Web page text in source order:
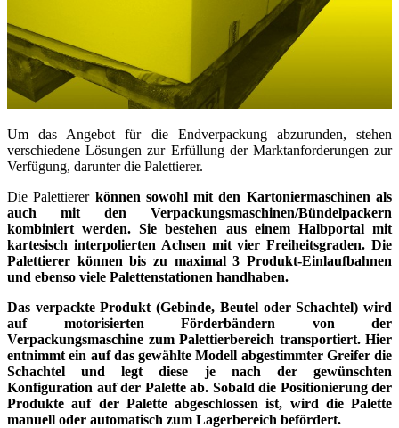
Um das Angebot für die Endverpackung abzurunden, stehen
verschiedene Lösungen zur Erfüllung der Marktanforderungen zur
Verfügung, darunter die Palettierer.
Die Palettierer können sowohl mit den Kartoniermaschinen als
auch mit den Verpackungsmaschinen/Bündelpackern
kombiniert werden. Sie bestehen aus einem Halbportal mit
kartesisch interpolierten Achsen mit vier Freiheitsgraden. Die
Palettierer können bis zu maximal 3 Produkt-Einlaufbahnen
und ebenso viele Palettenstationen handhaben.
Das verpackte Produkt (Gebinde, Beutel oder Schachtel) wird
auf motorisierten Förderbändern von der
Verpackungsmaschine zum Palettierbereich transportiert. Hier
entnimmt ein auf das gewählte Modell abgestimmter Greifer die
Schachtel und legt diese je nach der gewünschten
Konfiguration auf der Palette ab. Sobald die Positionierung der
Produkte auf der Palette abgeschlossen ist, wird die Palette
manuell oder automatisch zum Lagerbereich befördert.